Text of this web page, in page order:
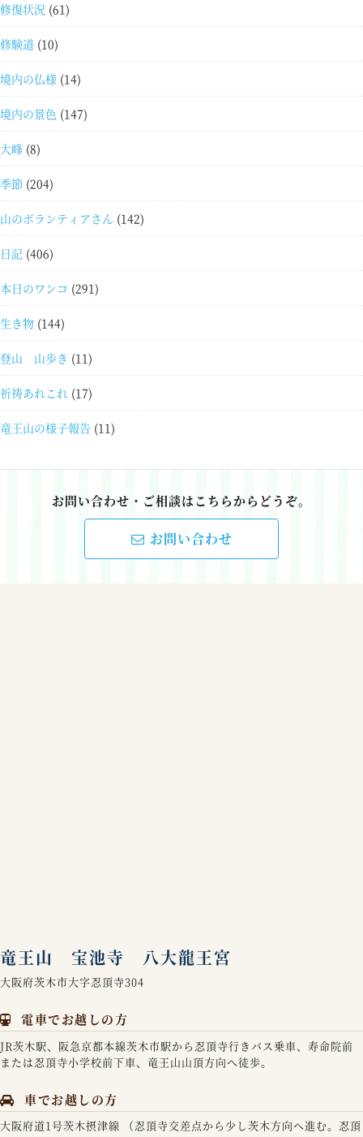
修復状況 (61)
修験道 (10)
境内の仏様 (14)
境内の景色 (147)
大峰 (8)
季節 (204)
山のボランティアさん (142)
日記 (406)
本日のワンコ (291)
生き物 (144)
登山 山歩き (11)
祈祷あれこれ (17)
竜王山の様子報告 (11)
お問い合わせ・ご相談はこちらからどうぞ。
お問い合わせ
竜王山 宝池寺 八大龍王宮
大阪府茨木市大字忍頂寺304
電車でお越しの方
JR茨木駅、阪急京都本線茨木市駅から忍頂寺行きバス乗車、寿命院前
または忍頂寺小学校前下車、竜王山山頂方向へ徒歩。
車でお越しの方
大阪府道1号茨木摂津線 （忍頂寺交差点から少し茨木方向へ進む。忍頂